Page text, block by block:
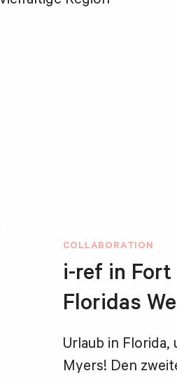
COLLABORATION
i-ref in Fort
Floridas
Urlaub in
Myers! Den